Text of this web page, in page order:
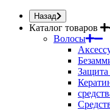
Назад
Каталог товаров
Волосы